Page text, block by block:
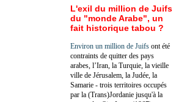
L'exil du million de Juifs
du "monde Arabe", un
fait historique tabou ?
Environ un million de Juifs ont été
contraints de quitter des pays
arabes, l’Iran, la Turquie, la vieille
ville de Jérusalem, la Judée, la
Samarie - trois territoires occupés
par la (Trans)Jordanie jusqu'à la